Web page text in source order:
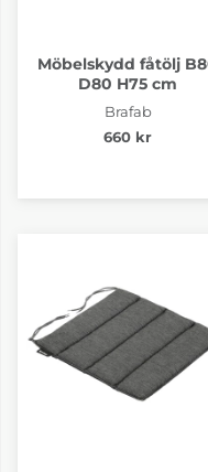
Möbelskydd fåtölj
D80 H75 cm
Brafab
660 kr